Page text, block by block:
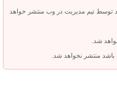
توسط تیم مدیریت در وب منتشر خواهد
شد.
باشد منتشر نخواهد شد.